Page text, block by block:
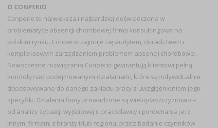
O CONPERIO
Conperio to największa i najbardziej doświadczona w
problematyce absencji chorobowej firma konsultingowa na
polskim rynku. Conperio zajmuje się audytem, doradztwem i
kompleksowym zarządzaniem problemem absencji chorobowej.
Nowoczesne rozwiązania Conperio gwarantują klientowi pełną
kontrolę nad podejmowanymi działaniami, które są indywidualnie
dopasowywane do danego zakładu pracy z uwzględnieniem jego
specyfiki. Działania firmy prowadzone są wielopłaszczyznowo –
od analizy sytuacji wyjściowej u pracodawcy i porównania jej z
innymi firmami z branży i/lub regionu, przez badanie czynników